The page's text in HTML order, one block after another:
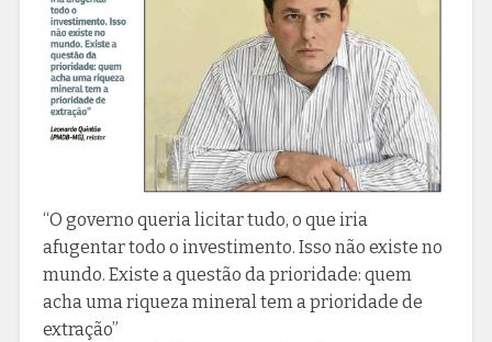
“O governo queria licitar tudo, o que iria
afugentar todo o investimento. Isso não existe no
mundo. Existe a questão da prioridade: quem
acha uma riqueza mineral tem a prioridade de
extração”